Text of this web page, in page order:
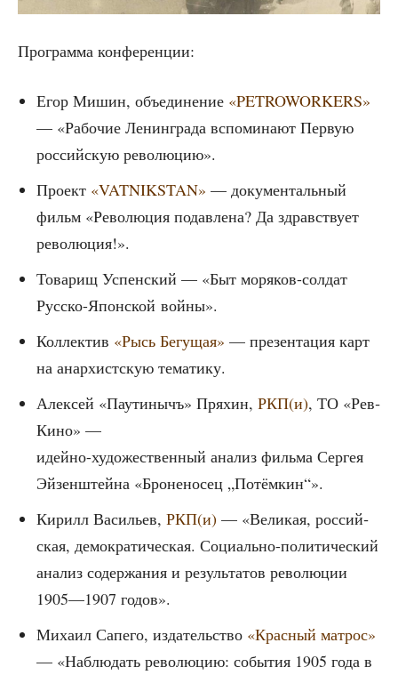
Про­грам­ма конференции:
Егор Мишин, объ­еди­не­ние «PETROWORKERS»
— «Рабо­чие Ленин­гра­да вспо­ми­на­ют Первую
рос­сий­скую революцию».
Про­ект «VATNIKSTAN» — доку­мен­таль­ный
фильм «Рево­лю­ция подав­ле­на? Да здрав­ству­ет
революция!».
Това­рищ Успен­ский — «Быт моря­ков-сол­дат
Рус­ско-Япон­ской войны».
Кол­лек­тив «Рысь Бегу­щая» — пре­зен­та­ция карт
на анар­хист­скую тематику.
Алек­сей «Пау­ти­нычъ» Пря­хин, РКП(и), ТО «Рев­
Ки­но» —
идей­но-худо­же­ствен­ный ана­лиз филь­ма Сер­гея
Эйзен­штей­на «Бро­не­но­сец „Потём­кин“».
Кирилл Васи­льев, РКП(и) — «Вели­кая, рос­сий­
ская, демо­кра­ти­че­ская. Соци­аль­но-поли­ти­че­ский
ана­лиз содер­жа­ния и резуль­та­тов рево­лю­ции
1905—1907 годов».
Миха­ил Сапе­го, изда­тель­ство «Крас­ный мат­рос»
— «Наблю­дать рево­лю­цию: собы­тия 1905 года в